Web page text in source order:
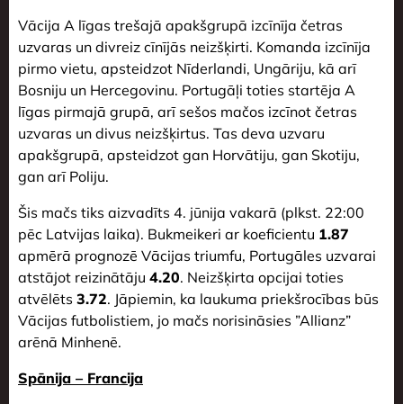
Vācija A līgas trešajā apakšgrupā izcīnīja četras
uzvaras un divreiz cīnījās neizšķirti. Komanda izcīnīja
pirmo vietu, apsteidzot Nīderlandi, Ungāriju, kā arī
Bosniju un Hercegovinu. Portugāļi toties startēja A
līgas pirmajā grupā, arī sešos mačos izcīnot četras
uzvaras un divus neizšķirtus. Tas deva uzvaru
apakšgrupā, apsteidzot gan Horvātiju, gan Skotiju,
gan arī Poliju.
Šis mačs tiks aizvadīts 4. jūnija vakarā (plkst. 22:00
pēc Latvijas laika). Bukmeikeri ar koeficientu 1.87
apmērā prognozē Vācijas triumfu, Portugāles uzvarai
atstājot reizinātāju 4.20. Neizšķirta opcijai toties
atvēlēts 3.72. Jāpiemin, ka laukuma priekšrocības būs
Vācijas futbolistiem, jo mačs norisināsies ”Allianz”
arēnā Minhenē.
Spānija – Francija